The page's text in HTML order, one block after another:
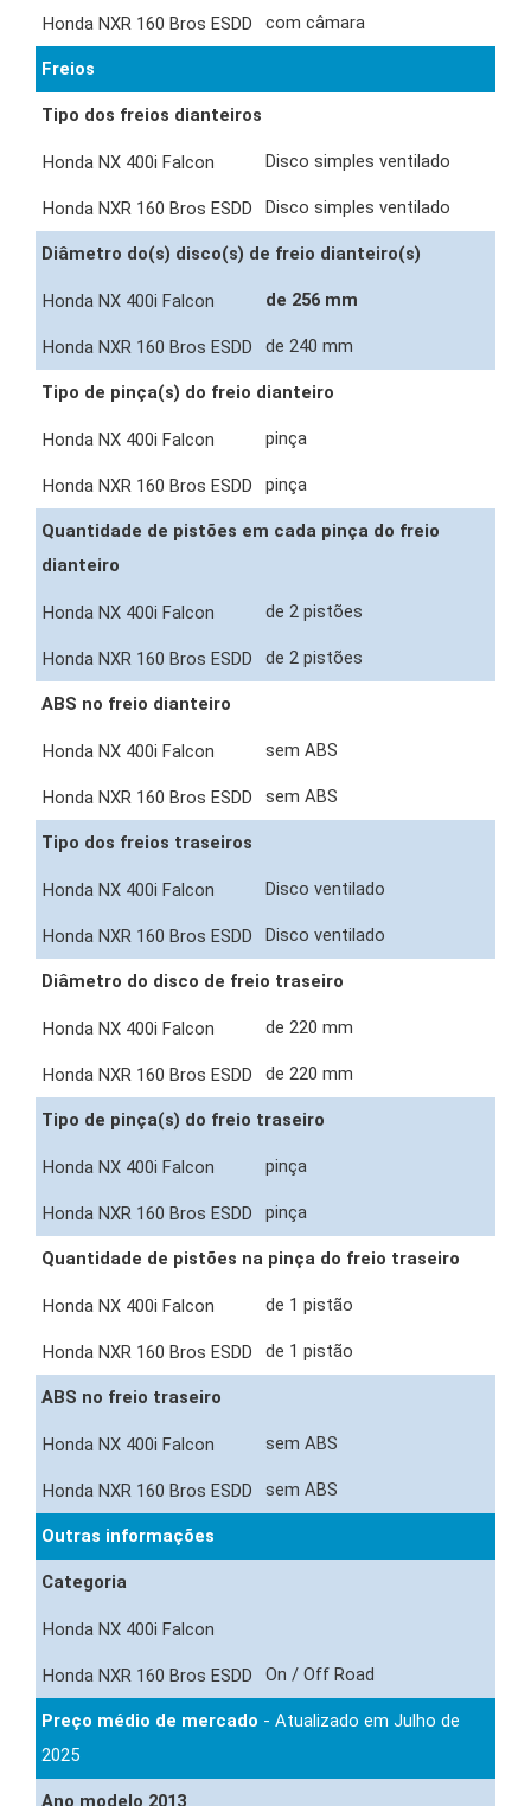
com câmara
Freios
Tipo dos freios dianteiros
Disco simples ventilado
Disco simples ventilado
Diâmetro do(s) disco(s) de freio dianteiro(s)
de 256 mm
de 240 mm
Tipo de pinça(s) do freio dianteiro
pinça
pinça
Quantidade de pistões em cada pinça do freio
dianteiro
de 2 pistões
de 2 pistões
ABS no freio dianteiro
sem ABS
sem ABS
Tipo dos freios traseiros
Disco ventilado
Disco ventilado
Diâmetro do disco de freio traseiro
de 220 mm
de 220 mm
Tipo de pinça(s) do freio traseiro
pinça
pinça
Quantidade de pistões na pinça do freio traseiro
de 1 pistão
de 1 pistão
ABS no freio traseiro
sem ABS
sem ABS
Outras informações
Categoria
On / Off Road
Preço médio de mercado - Atualizado em Julho de
2025
Ano modelo 2013